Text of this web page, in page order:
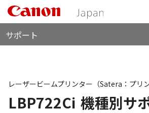
サポート
LBP722Ci 機種別サ
レーザービームプリンター（Satera：プリン